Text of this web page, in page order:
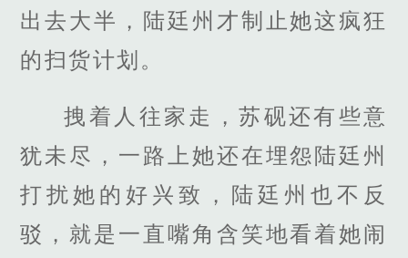
出去大半，陆廷州才制止她这疯狂
的扫货计划。
拽着人往家走，苏砚还有些意
犹未尽，一路上她还在埋怨陆廷州
打扰她的好兴致，陆廷州也不反
驳，就是一直嘴角含笑地看着她闹